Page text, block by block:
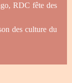
des
du